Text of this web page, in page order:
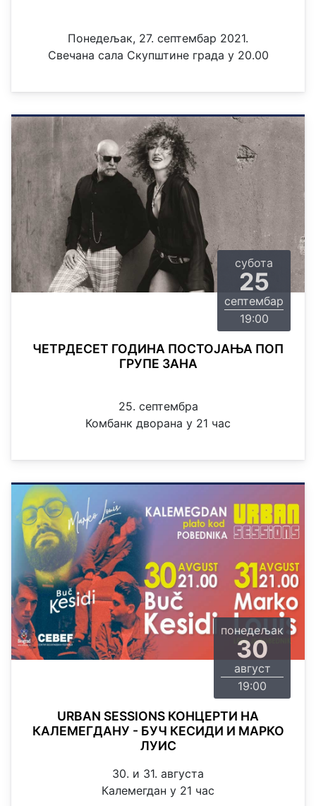
Понедељак, 27. септембар 2021.
Свечана сала Скупштине града у 20.00
субота
25
септембар
19:00
ЧЕТРДЕСЕТ ГОДИНА ПОСТОЈАЊА ПОП
ГРУПЕ ЗАНА
25. септембра
Комбанк дворана у 21 час
понедељак
30
август
19:00
URBAN SESSIONS КОНЦЕРТИ НА
КАЛЕМЕГДАНУ - БУЧ КЕСИДИ И МАРКО
ЛУИС
30. и 31. августа
Калемегдан у 21 час